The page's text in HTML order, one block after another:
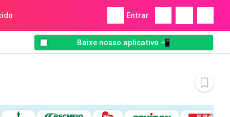
Entrar
Baixe nosso aplicativo 📲